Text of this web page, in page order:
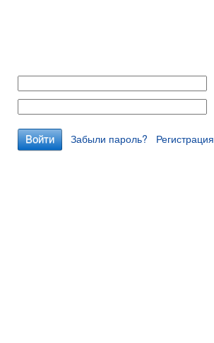
Забыли пароль? Регистрация